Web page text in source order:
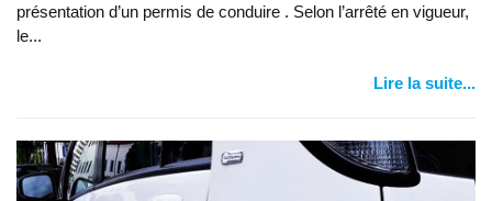
présentation d’un permis de conduire . Selon l’arrêté en vigueur,
le...
Lire la suite...